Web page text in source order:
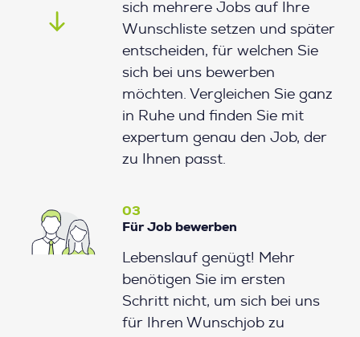
sich mehrere Jobs auf Ihre
Wunschliste setzen und später
entscheiden, für welchen Sie
sich bei uns bewerben
möchten. Vergleichen Sie ganz
in Ruhe und finden Sie mit
expertum genau den Job, der
zu Ihnen passt.
03
Für Job bewerben
Lebenslauf genügt! Mehr
benötigen Sie im ersten
Schritt nicht, um sich bei uns
für Ihren Wunschjob zu